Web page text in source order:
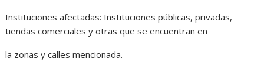
Instituciones afectadas: Instituciones públicas, privadas,
tiendas comerciales y otras que se encuentran en
la zonas y calles mencionada.